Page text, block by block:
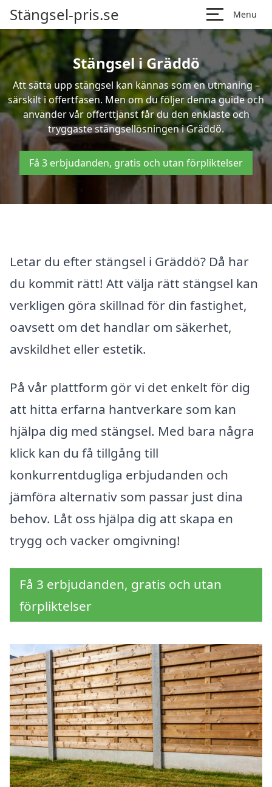
Stängsel-pris.se Menu
Stängsel i Gräddö
Att sätta upp stängsel kan kännas som en utmaning –
särskilt i offertfasen. Men om du följer denna guide och
använder vår offerttjänst får du den enklaste och
tryggaste stängsellösningen i Gräddö.
Få 3 erbjudanden, gratis och utan förpliktelser
Letar du efter stängsel i Gräddö? Då har
du kommit rätt! Att välja rätt stängsel kan
verkligen göra skillnad för din fastighet,
oavsett om det handlar om säkerhet,
avskildhet eller estetik.
På vår plattform gör vi det enkelt för dig
att hitta erfarna hantverkare som kan
hjälpa dig med stängsel. Med bara några
klick kan du få tillgång till
konkurrentdugliga erbjudanden och
jämföra alternativ som passar just dina
behov. Låt oss hjälpa dig att skapa en
trygg och vacker omgivning!
Få 3 erbjudanden, gratis och utan
förpliktelser